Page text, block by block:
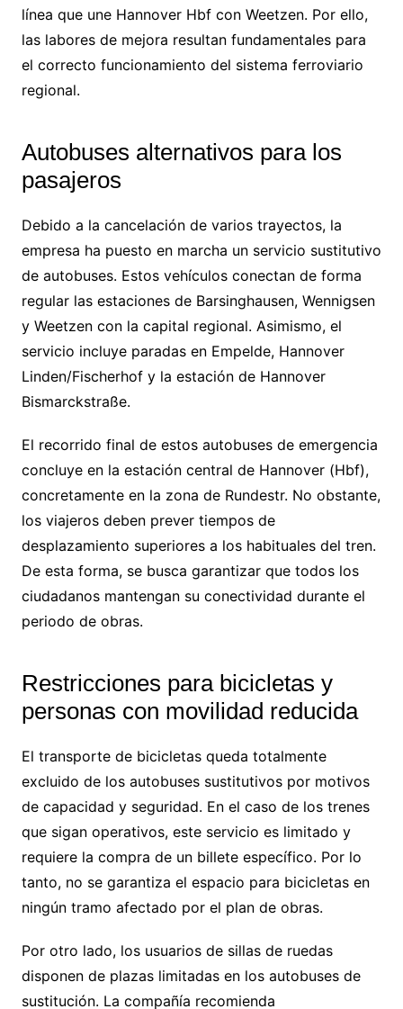
línea que une Hannover Hbf con Weetzen. Por ello,
las labores de mejora resultan fundamentales para
el correcto funcionamiento del sistema ferroviario
regional.
Autobuses alternativos para los
pasajeros
Debido a la cancelación de varios trayectos, la
empresa ha puesto en marcha un servicio sustitutivo
de autobuses. Estos vehículos conectan de forma
regular las estaciones de Barsinghausen, Wennigsen
y Weetzen con la capital regional. Asimismo, el
servicio incluye paradas en Empelde, Hannover
Linden/Fischerhof y la estación de Hannover
Bismarckstraße.
El recorrido final de estos autobuses de emergencia
concluye en la estación central de Hannover (Hbf),
concretamente en la zona de Rundestr. No obstante,
los viajeros deben prever tiempos de
desplazamiento superiores a los habituales del tren.
De esta forma, se busca garantizar que todos los
ciudadanos mantengan su conectividad durante el
periodo de obras.
Restricciones para bicicletas y
personas con movilidad reducida
El transporte de bicicletas queda totalmente
excluido de los autobuses sustitutivos por motivos
de capacidad y seguridad. En el caso de los trenes
que sigan operativos, este servicio es limitado y
requiere la compra de un billete específico. Por lo
tanto, no se garantiza el espacio para bicicletas en
ningún tramo afectado por el plan de obras.
Por otro lado, los usuarios de sillas de ruedas
disponen de plazas limitadas en los autobuses de
sustitución. La compañía recomienda